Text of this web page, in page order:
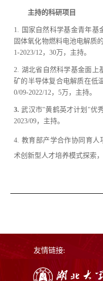
主持的科研项目
1. 国家自然科学基金青年基
固体氧化物燃料电池电解质
1-2023/12，30万，主持。
2. 湖北省自然科学基金面上
矿的半导体复合电解质在低
0/09-2022/12，5万，主持。
3.武汉市"黄鹤英才计划 "优
2023/09，主持。
4. 教育部产学合作协同育人
术创新型人才培养模式探索
友情链接: